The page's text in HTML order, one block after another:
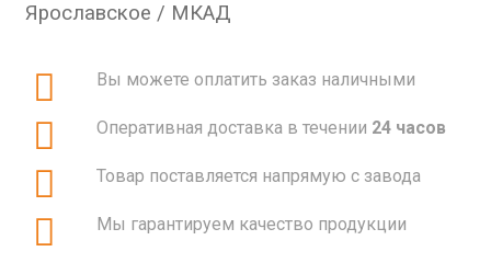
Ярославское / МКАД
Вы можете оплатить заказ наличными
Оперативная доставка в течении 24 часов
Товар поставляется напрямую с завода
Мы гарантируем качество продукции